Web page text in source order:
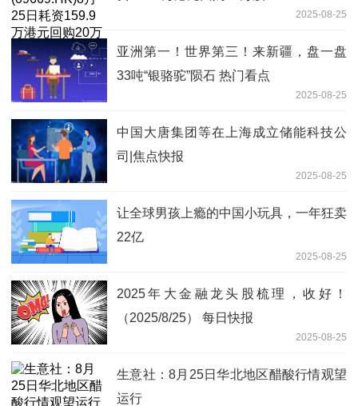
2025-08-25
亚洲第一！世界第三！来新疆，盘一盘
33吨“银骆驼”陨石 热门看点
2025-08-25
中国大唐集团等在上海成立储能科技公
司|焦点快报
2025-08-25
让全球男孩上瘾的中国小玩具，一年狂卖
22亿
2025-08-25
2025年大金融龙头股梳理，收好！
（2025/8/25） 每日快报
2025-08-25
生意社：8月25日华北地区醋酸行情观望
运行